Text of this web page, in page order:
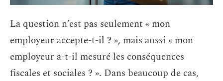
La question n’est pas seulement « mon
employeur accepte-t-il ? », mais aussi « mon
employeur a-t-il mesuré les conséquences
fiscales et sociales ? ». Dans beaucoup de cas,